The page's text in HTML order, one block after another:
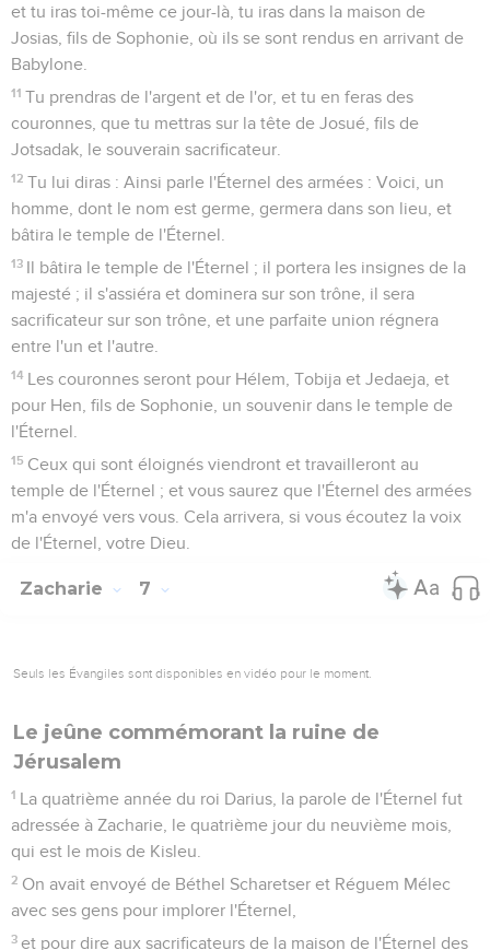
et tu iras toi-même ce jour-là, tu iras dans la maison de
Josias, fils de Sophonie, où ils se sont rendus en arrivant de
Babylone.
11 Tu prendras de l'argent et de l'or, et tu en feras des
couronnes, que tu mettras sur la tête de Josué, fils de
Jotsadak, le souverain sacrificateur.
12 Tu lui diras : Ainsi parle l'Éternel des armées : Voici, un
homme, dont le nom est germe, germera dans son lieu, et
bâtira le temple de l'Éternel.
13 Il bâtira le temple de l'Éternel ; il portera les insignes de la
majesté ; il s'assiéra et dominera sur son trône, il sera
sacrificateur sur son trône, et une parfaite union régnera
entre l'un et l'autre.
14 Les couronnes seront pour Hélem, Tobija et Jedaeja, et
pour Hen, fils de Sophonie, un souvenir dans le temple de
l'Éternel.
15 Ceux qui sont éloignés viendront et travailleront au
temple de l'Éternel ; et vous saurez que l'Éternel des armées
m'a envoyé vers vous. Cela arrivera, si vous écoutez la voix
de l'Éternel, votre Dieu.
Zacharie 7
Seuls les Évangiles sont disponibles en vidéo pour le moment.
Le jeûne commémorant la ruine de
Jérusalem
1 La quatrième année du roi Darius, la parole de l'Éternel fut
adressée à Zacharie, le quatrième jour du neuvième mois,
qui est le mois de Kisleu.
2 On avait envoyé de Béthel Scharetser et Réguem Mélec
avec ses gens pour implorer l'Éternel,
3 et pour dire aux sacrificateurs de la maison de l'Éternel des